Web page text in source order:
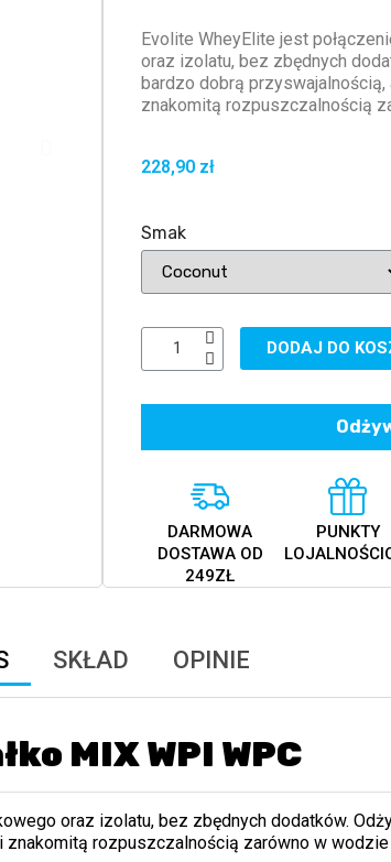
Evolite WheyElite jest
oraz izolatu, bez zbędnych
bardzo dobrą
znakomitą rozpuszczalnością
228,90 zł
Smak
DODAJ DO
DARMOWA
DOSTAWA OD
249ZŁ
PUNKTY
SKŁAD OPINIE
MIX WPI WPC
oraz izolatu, bez zbędnych dodatków.
rozpuszczalnością zarówno w wodzie